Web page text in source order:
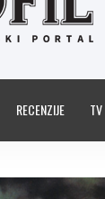
RECENZIJE TV